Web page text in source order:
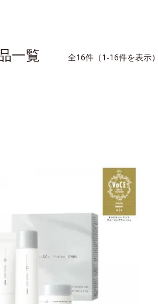
一覧 全16件（1-16件を表示）